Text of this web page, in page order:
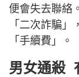
便會失去聯絡
「二次詐騙
「手續費」。
男女通殺